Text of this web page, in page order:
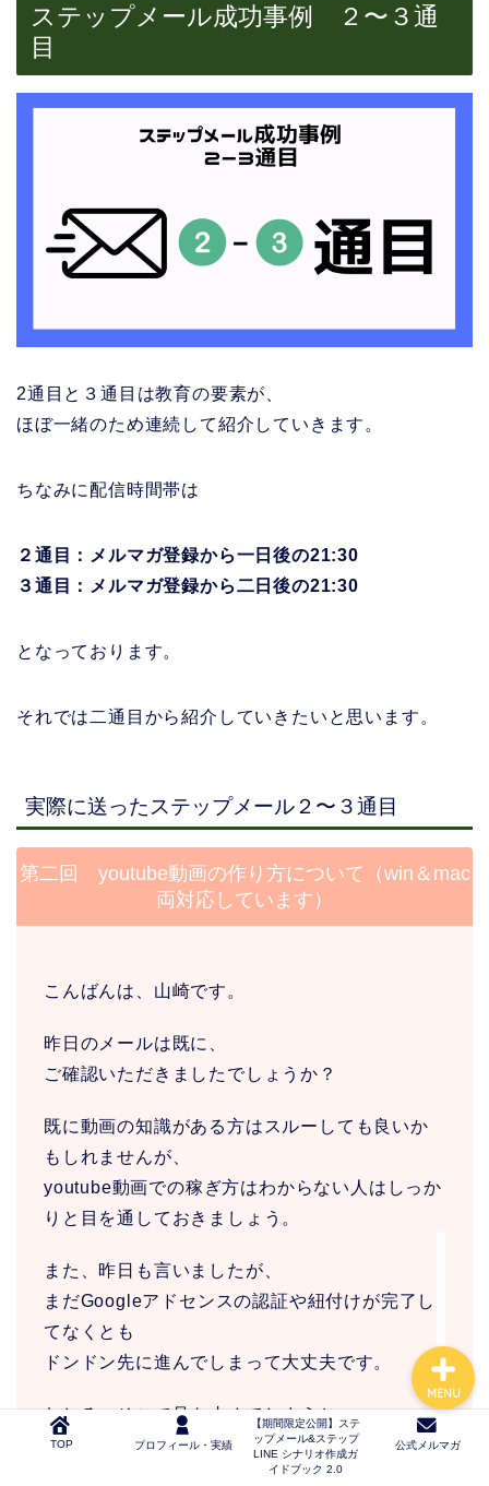
ステップメール成功事例 ２〜３通
目
2通目と３通目は教育の要素が、
ほぼ一緒のため連続して紹介していきます。
ちなみに配信時間帯は
２通目：メルマガ登録から一日後の21:30
３通目：メルマガ登録から二日後の21:30
となっております。
それでは二通目から紹介していきたいと思います。
実際に送ったステップメール２〜３通目
第二回 youtube動画の作り方について（win＆mac
両対応しています）
こんばんは、山崎です。
昨日のメールは既に、
ご確認いただきましたでしょうか？
既に動画の知識がある方はスルーしても良いか
もしれませんが、
youtube動画での稼ぎ方はわからない人はしっか
りと目を通しておきましょう。
また、昨日も言いましたが、
まだGoogleアドセンスの認証や紐付けが完了し
てなくとも
ドンドン先に進んでしまって大丈夫です。
むしろ、そこで足を止めてしまうと
せっかくのyoutube動画で稼ぐスキルが水の泡と
TOP プロフィール・実績
【期間限定公開】ステ
ップメール&ステップ
LINE シナリオ作成ガ
イドブック 2.0
公式メルマガ
MENU
【期間限定公開】ステップ
メール&ステップLINE シナ
リオ作成ガイドブック 2.0